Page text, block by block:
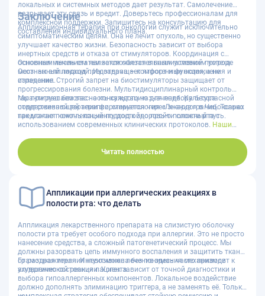
локальных и системных методов дает результат. Самолечение
разрывает эту связь и вредит. Доверьтесь профессионалам для
комплексной поддержки. Запишитесь на консультацию для
составления индивидуального плана.
Заключение
Аппликационная терапия при онкологии служит исключительно
симптоматическим целям. Она не лечит опухоль, но существенно
улучшает качество жизни. Безопасность зависит от выбора
инертных средств и отказа от стимуляторов. Координация с
основным лечением является обязательным условием успеха.
Осознанный подход предотвращает ятрогенные осложнения и
страдания.
Основная мысль статьи заключается в паллиативной природе
местных аппликаций. Их задача — комфорт и функция, а не
излечение. Строгий запрет на биостимуляторы защищает от
прогрессирования болезни. Мультидисциплинарный контроль
гарантирует безопасность каждого назначения. Культура
ответственной терапии формируется через знание границ. Только
так можно помочь пациенту достойно пройти сложный путь.
Мы приглашаем вас на консультацию для подбора безопасной
поддерживающей терапии, стоматология «Лекардо» в Чебоксарах
предлагает комплексный подход к здоровью полости рта с
использованием современных клинических протоколов. Наши
симптоматической помощи, поэтому не рискуйте здоровьем,
используя непроверенные средства, ведь профессиональная
поддержка доступна на всех этапах лечения; чтобы
записаться на
онлайн-записи на сайте клиники. Запишитесь на прием сегодня
для сохранения качества жизни, так как ваша безопасность и
комфорт — наш главный приоритет. Профессиональная
улыбки!
Читать полностью
Аппликации при аллергических реакциях в
полости рта: что делать
Аппликация лекарственного препарата на слизистую оболочку
полости рта требует особого подхода при аллергии. Это не просто
нанесение средства, а сложный патогенетический процесс. Мы
должны разорвать цепь иммунного воспаления и защитить ткани
от раздражителя. Интуитивное лечение здесь часто приводит к
ухудшению состояния пациента.
Грамотная терапия невозможна без понимания механизмов
аллергической реакции. Успех зависит от точной диагностики и
выбора гипоаллергенных компонентов. Локальное воздействие
должно дополнять элиминацию триггера, а не заменять её. Только